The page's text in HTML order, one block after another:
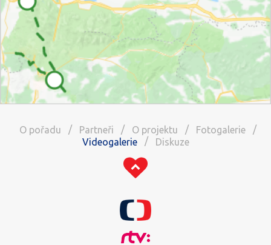
O pořadu / Partneři / O projektu / Fotogalerie
/
Videogalerie
/ Diskuze